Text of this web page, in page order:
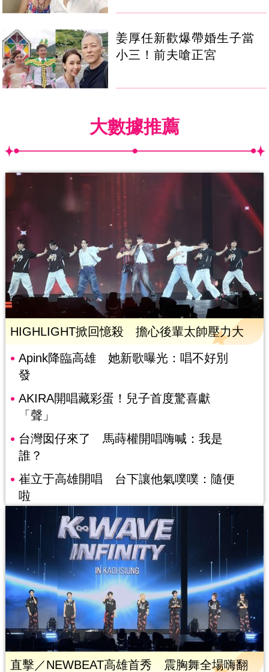
姜厚任新歡爆帶婚生子當
小三！前夫嗆正宮
大數據推薦
HIGHLIGHT掀回憶殺 擔心後輩太帥壓力大
Apink降臨高雄 她新歌曝光：唱不好別
發
AKIRA開唱藏彩蛋！兒子首度驚喜獻
「聲」
台灣囡仔來了 馬蒔權開唱嗨喊：我是
誰？
崔立于高雄開唱 台下讓他氣噗噗：隨便
啦
直擊／NEWBEAT高雄首秀 震胸舞全場嗨翻